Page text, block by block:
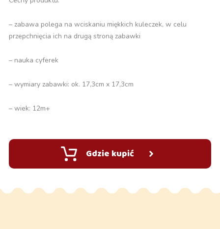
– zabawa polega na wciskaniu miękkich kuleczek, w celu
przepchnięcia ich na drugą stroną zabawki
– nauka cyferek
– wymiary zabawki: ok. 17,3cm x 17,3cm
– wiek: 12m+
Gdzie kupić